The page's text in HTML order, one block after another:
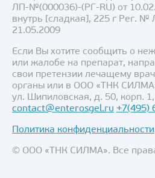
ЛП-№(000036)-(РГ-RU) от
внутрь [сладкая], 225 г Рег.
21.05.2009
Если Вы хотите сообщить о
или жалобе на препарат,
свои претензии лечащему
органы или в ООО «ТНК
ул. Шипиловская, д. 50, корп. 1,
contact@enterosgel.ru +7(495)
Политика конфиденциальности
© ООО «ТНК СИЛМА». Все